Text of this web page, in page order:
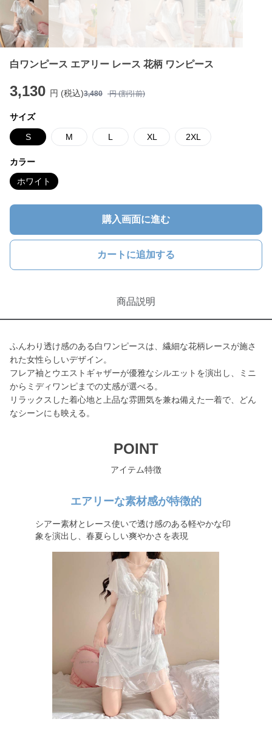
白ワンピース エアリー レース 花柄 ワンピース
3,130 円 (税込)3,480 円 (割引前)
サイズ
S M L XL 2XL
カラー
ホワイト
購入画面に進む
カートに追加する
商品説明
ふんわり透け感のある白ワンピースは、繊細な花柄レースが施さ
れた女性らしいデザイン。
フレア袖とウエストギャザーが優雅なシルエットを演出し、ミニ
からミディワンピまでの丈感が選べる。
リラックスした着心地と上品な雰囲気を兼ね備えた一着で、どん
なシーンにも映える。
POINT
アイテム特徴
エアリーな素材感が特徴的
シアー素材とレース使いで透け感のある軽やかな印
象を演出し、春夏らしい爽やかさを表現